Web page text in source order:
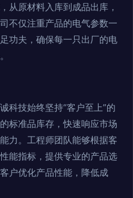
从原材料入库到成品出库，
不仅注重产品的电气参数一
功夫，确保每一只出厂的电
科技始终坚持“客户至上”的
标准品库存，快速响应市场
力。工程师团队能够根据客
能指标，提供专业的产品选
户优化产品性能，降低成